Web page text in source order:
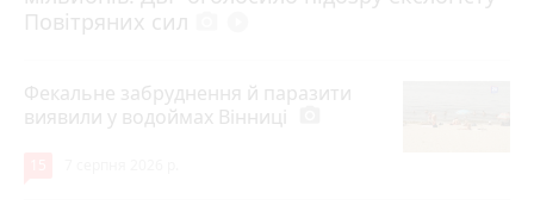
Повітряних сил
Фекальне забруднення й паразити
виявили у водоймах Вінниці